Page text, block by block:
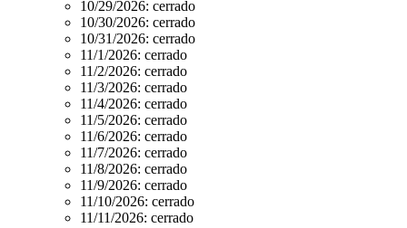
10/29/2026: cerrado
10/30/2026: cerrado
10/31/2026: cerrado
11/1/2026: cerrado
11/2/2026: cerrado
11/3/2026: cerrado
11/4/2026: cerrado
11/5/2026: cerrado
11/6/2026: cerrado
11/7/2026: cerrado
11/8/2026: cerrado
11/9/2026: cerrado
11/10/2026: cerrado
11/11/2026: cerrado